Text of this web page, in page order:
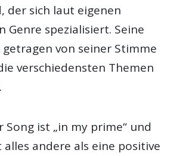
der sich laut eigenen
Genre spezialisiert. Seine
von seiner Stimme
verschiedensten Themen
ist „in my prime“ und
andere als eine positive